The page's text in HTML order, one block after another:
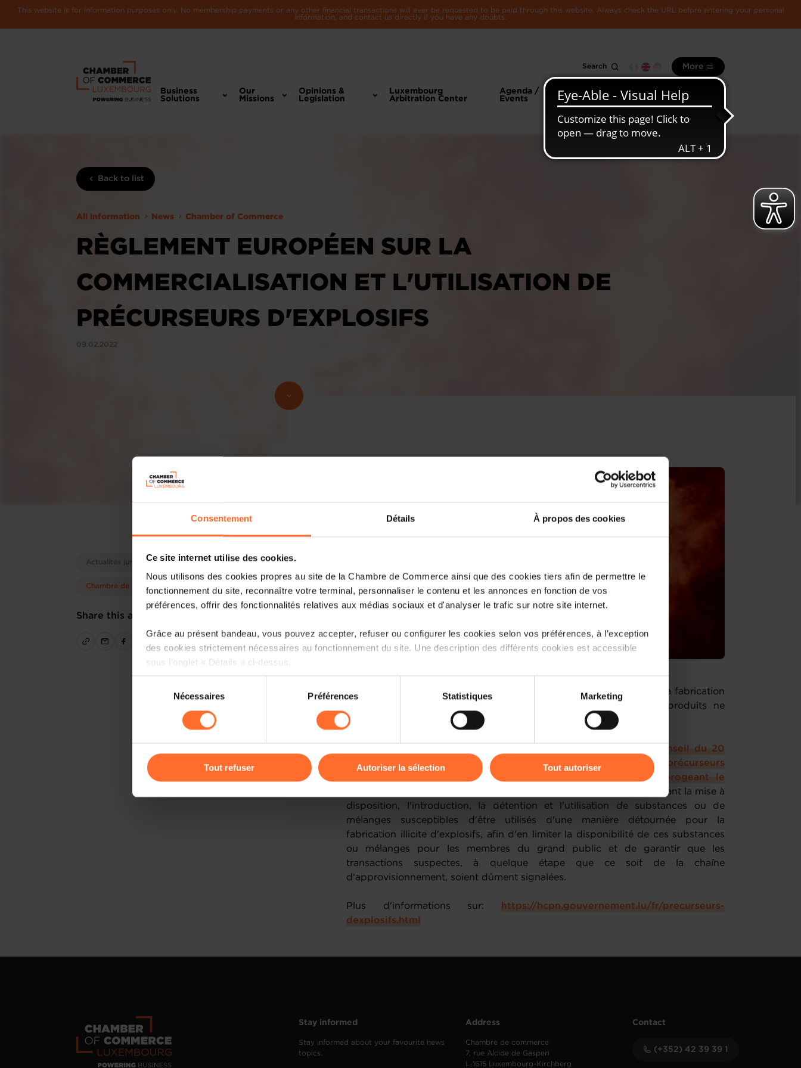
Consentement Détails À propos des cookies
Ce site internet utilise des cookies.
Nous utilisons des cookies propres au site de la Chambre de Commerce ainsi que des cookies tiers afin de permettre le
fonctionnement du site, reconnaître votre terminal, personnaliser le contenu et les annonces en fonction de vos
préférences, offrir des fonctionnalités relatives aux médias sociaux et d'analyser le trafic sur notre site internet.
Grâce au présent bandeau, vous pouvez accepter, refuser ou configurer les cookies selon vos préférences, à l’exception
des cookies strictement nécessaires au fonctionnement du site. Une description des différents cookies est accessible
sous l’onglet « Détails » ci-dessus.
Il est précisé que la navigation sur le site et certaines fonctionnalités (ex : lecture de vidéos, partage sur les réseaux
cas de refus de tous les cookies ou des cookies non nécessaires.
gauche de chaque page.
Charte d’usage des cookieset notrePolitique de protection des données
consentement
Nécessaires Préférences Statistiques Marketing
Tout refuser Autoriser la sélection Tout autoriser
This website is for information purposes only. No membership payments or any other financial transactions will ever be requested to be paid through this website. Always check the URL before entering your personal
information, and contact us directly if you have any doubts.
Search More
Business
Solutions
Our
Missions
Opinions &
Legislation
Luxembourg
Arbitration Center
Agenda /
Events
information
Luxembourg
economy
Back to list
All information News Chamber of Commerce
RÈGLEMENT EUROPÉEN SUR LA
COMMERCIALISATION ET L'UTILISATION DE
PRÉCURSEURS D'EXPLOSIFS
09.02.2022
Actualités juridiques
Chambre de Commerce
Share this article
Depuis le 1er février 2021, pour lutter contre le terrorisme et contre la fabrication
illicite d'explosifs artisanaux dans l’Union européenne, certains produits ne
peuvent plus être commercialisés auprès du grand public.
règlement (UE) 2019/1148 du Parlement européen et du Conseil du 20
juin 2019 relatif à la commercialisation et à l'utilisation de précurseurs
d'explosifs, modifiant le règlement (CE) no 1907/2006 et abrogeant le
établit des règles harmonisées concernant la mise à
disposition, l'introduction, la détention et l'utilisation de substances ou de
mélanges susceptibles d'être utilisés d'une manière détournée pour la
fabrication illicite d'explosifs, afin d'en limiter la disponibilité de ces substances
ou mélanges pour les membres du grand public et de garantir que les
transactions suspectes, à quelque étape que ce soit de la chaîne
d'approvisionnement, soient dûment signalées.
Plus d'informations sur:
https://hcpn.gouvernement.lu/fr/precurseurs-
dexplosifs.html
Stay informed
Stay informed about your favourite news
topics.
Address
Chambre de commerce
7, rue Alcide de Gasperi
L-1615 Luxembourg-Kirchberg
Contact
(+352) 42 39 39 1